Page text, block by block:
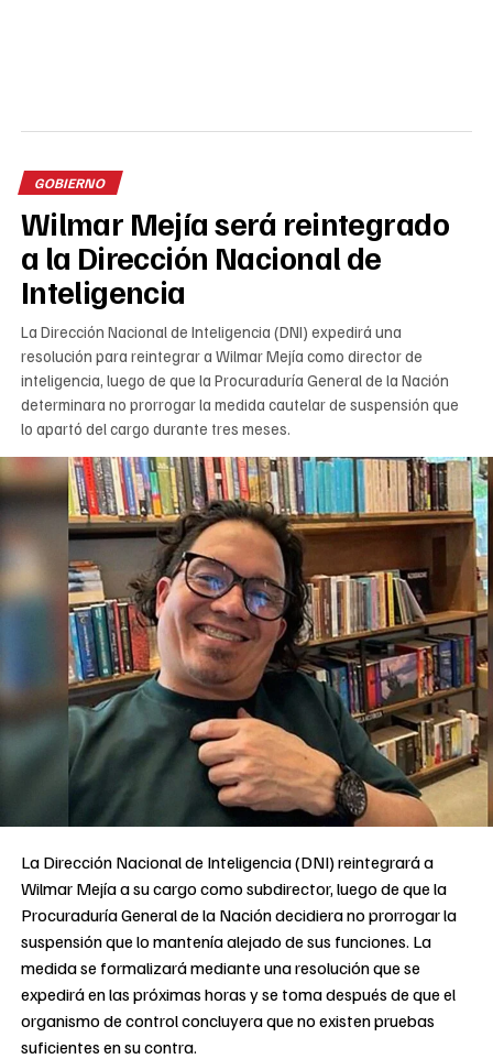
GOBIERNO
Wilmar Mejía será reintegrado
a la Dirección Nacional de
Inteligencia
La Dirección Nacional de Inteligencia (DNI) expedirá una
resolución para reintegrar a Wilmar Mejía como director de
inteligencia, luego de que la Procuraduría General de la Nación
determinara no prorrogar la medida cautelar de suspensión que
lo apartó del cargo durante tres meses.
La Dirección Nacional de Inteligencia (DNI) reintegrará a
Wilmar Mejía a su cargo como subdirector, luego de que la
Procuraduría General de la Nación decidiera no prorrogar la
suspensión que lo mantenía alejado de sus funciones. La
medida se formalizará mediante una resolución que se
expedirá en las próximas horas y se toma después de que el
organismo de control concluyera que no existen pruebas
suficientes en su contra.